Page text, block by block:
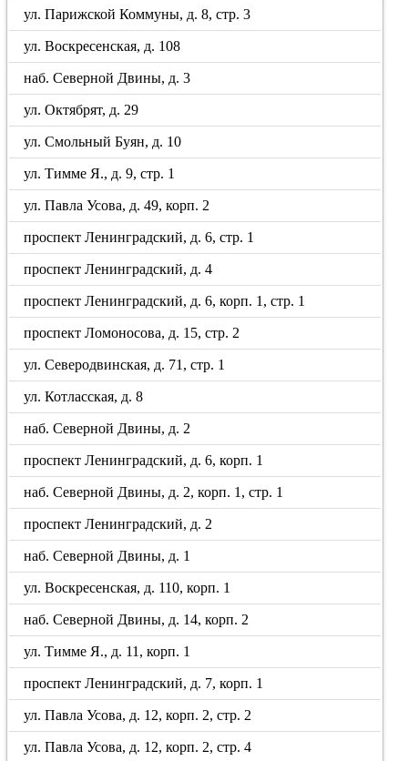
ул. Парижской Коммуны, д. 8, стр. 3
ул. Воскресенская, д. 108
наб. Северной Двины, д. 3
ул. Октябрят, д. 29
ул. Смольный Буян, д. 10
ул. Тимме Я., д. 9, стр. 1
ул. Павла Усова, д. 49, корп. 2
проспект Ленинградский, д. 6, стр. 1
проспект Ленинградский, д. 4
проспект Ленинградский, д. 6, корп. 1, стр. 1
проспект Ломоносова, д. 15, стр. 2
ул. Северодвинская, д. 71, стр. 1
ул. Котласская, д. 8
наб. Северной Двины, д. 2
проспект Ленинградский, д. 6, корп. 1
наб. Северной Двины, д. 2, корп. 1, стр. 1
проспект Ленинградский, д. 2
наб. Северной Двины, д. 1
ул. Воскресенская, д. 110, корп. 1
наб. Северной Двины, д. 14, корп. 2
ул. Тимме Я., д. 11, корп. 1
проспект Ленинградский, д. 7, корп. 1
ул. Павла Усова, д. 12, корп. 2, стр. 2
ул. Павла Усова, д. 12, корп. 2, стр. 4